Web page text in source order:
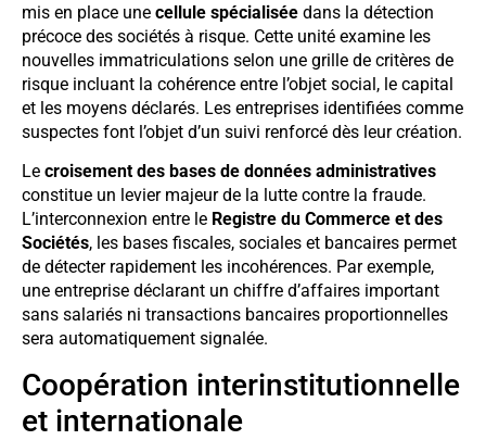
mis en place une cellule spécialisée dans la détection
précoce des sociétés à risque. Cette unité examine les
nouvelles immatriculations selon une grille de critères de
risque incluant la cohérence entre l’objet social, le capital
et les moyens déclarés. Les entreprises identifiées comme
suspectes font l’objet d’un suivi renforcé dès leur création.
Le croisement des bases de données administratives
constitue un levier majeur de la lutte contre la fraude.
L’interconnexion entre le Registre du Commerce et des
Sociétés, les bases fiscales, sociales et bancaires permet
de détecter rapidement les incohérences. Par exemple,
une entreprise déclarant un chiffre d’affaires important
sans salariés ni transactions bancaires proportionnelles
sera automatiquement signalée.
Coopération interinstitutionnelle
et internationale